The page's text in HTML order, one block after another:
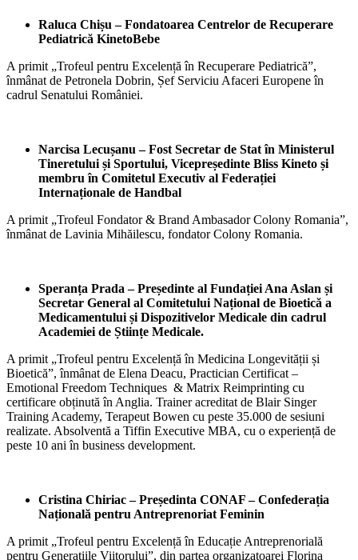
Raluca Chișu – Fondatoarea Centrelor de Recuperare
Pediatrică KinetoBebe
A primit „Trofeul pentru Excelență în Recuperare Pediatrică”,
înmânat de Petronela Dobrin, Șef Serviciu Afaceri Europene în
cadrul Senatului României.
Narcisa Lecușanu –Fost Secretar de Stat în Ministerul
Tineretului și Sportului, Vicepreședinte Bliss Kineto și
membru în Comitetul Executiv al Federației
Internaționale de Handbal
A primit „Trofeul Fondator & Brand Ambasador Colony Romania”,
înmânat de Lavinia Mihăilescu, fondator Colony Romania.
Speranța Prada –Președinte al Fundației Ana Aslan și
Secretar General al Comitetului Național de Bioetică a
Medicamentului și Dispozitivelor Medicale din cadrul
Academiei de Științe Medicale.
A primit „Trofeul pentru Excelență în Medicina Longevității și
Bioetică”, înmânat de Elena Deacu, Practician Certificat –
Emotional Freedom Techniques & Matrix Reimprinting cu
certificare obținută în Anglia. Trainer acreditat de Blair Singer
Training Academy, Terapeut Bowen cu peste 35.000 de sesiuni
realizate. Absolventă a Tiffin Executive MBA, cu o experiență de
peste 10 ani în business development.
Cristina Chiriac –Președinta CONAF – Confederația
Națională pentru Antreprenoriat Feminin
A primit „Trofeul pentru Excelență în Educație Antreprenorială
pentru Generațiile Viitorului”, din partea organizatoarei Florina